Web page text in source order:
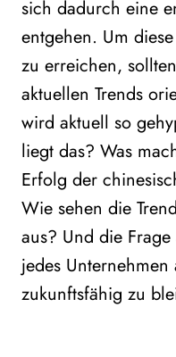
sich dadurch eine
entgehen. Um
zu erreichen,
aktuellen Trends
wird aktuell so
liegt das? Was
Erfolg der
Wie sehen die
aus? Und die
jedes Unternehmen
zukunftsfähig zu